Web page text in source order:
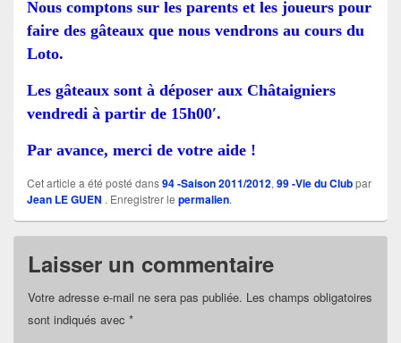
Nous comptons sur les parents et les joueurs pour
faire des gâteaux que nous vendrons au cours du
Loto.
Les gâteaux sont à déposer aux Châtaigniers
vendredi à partir de 15h00′.
Par avance, merci de votre aide !
Cet article a été posté dans94 -Saison 2011/2012, 99 -Vie du Clubpar
Jean LE GUEN . Enregistrer le permalien.
Laisser un commentaire
Votre adresse e-mail ne sera pas publiée. Les champs obligatoires
sont indiqués avec *